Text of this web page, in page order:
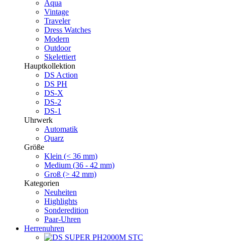
Aqua
Vintage
Traveler
Dress Watches
Modern
Outdoor
Skelettiert
Hauptkollektion
DS Action
DS PH
DS-X
DS-2
DS-1
Uhrwerk
Automatik
Quarz
Größe
Klein (< 36 mm)
Medium (36 - 42 mm)
Groß (> 42 mm)
Kategorien
Neuheiten
Highlights
Sonderedition
Paar-Uhren
Herrenuhren